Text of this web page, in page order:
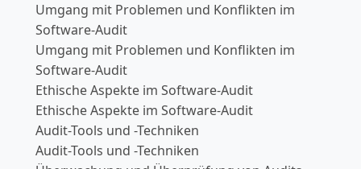
Umgang mit Problemen und Konflikten im
Software-Audit
Umgang mit Problemen und Konflikten im
Software-Audit
Ethische Aspekte im Software-Audit
Ethische Aspekte im Software-Audit
Audit-Tools und -Techniken
Audit-Tools und -Techniken